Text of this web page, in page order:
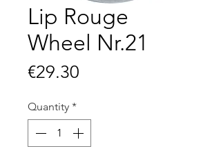
Lip Rouge
Wheel Nr.21
€29.30
Quantity *